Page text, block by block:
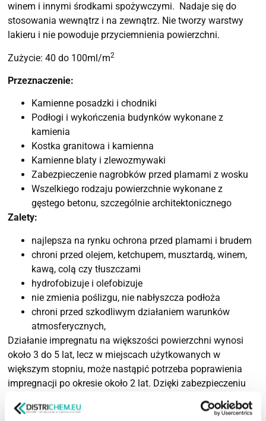
winem i innymi środkami spożywczymi. Nadaje się do
stosowania wewnątrz i na zewnątrz. Nie tworzy warstwy
lakieru i nie powoduje przyciemnienia powierzchni.
Zużycie: 40 do 100ml/m2
Przeznaczenie:
Kamienne posadzki i chodniki
Podłogi i wykończenia budynków wykonane z
kamienia
Kostka granitowa i kamienna
Kamienne blaty i zlewozmywaki
Zabezpieczenie nagrobków przed plamami z wosku
Wszelkiego rodzaju powierzchnie wykonane z
gęstego betonu, szczególnie architektonicznego
Zalety:
najlepsza na rynku ochrona przed plamami i brudem
chroni przed olejem, ketchupem, musztardą, winem,
kawą, colą czy tłuszczami
hydrofobizuje i olefobizuje
nie zmienia poślizgu, nie nabłyszcza podłoża
chroni przed szkodliwym działaniem warunków
atmosferycznych,
Działanie impregnatu na większości powierzchni wynosi
około 3 do 5 lat, lecz w miejscach użytkowanych w
większym stopniu, może nastąpić potrzeba poprawienia
impregnacji po okresie około 2 lat. Dzięki zabezpieczeniu
powierzchni preparatami NANO-BAU stają się one
wyjątkowo łatwe w czyszczeniu. Większość zabrudzeń